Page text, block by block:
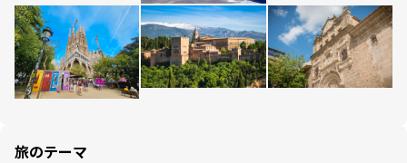
旅のテーマ